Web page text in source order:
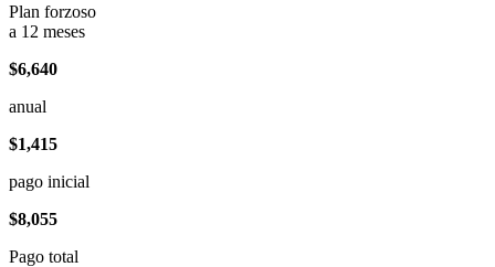
Plan forzoso
a 12 meses
$6,640
anual
$1,415
pago inicial
$8,055
Pago total